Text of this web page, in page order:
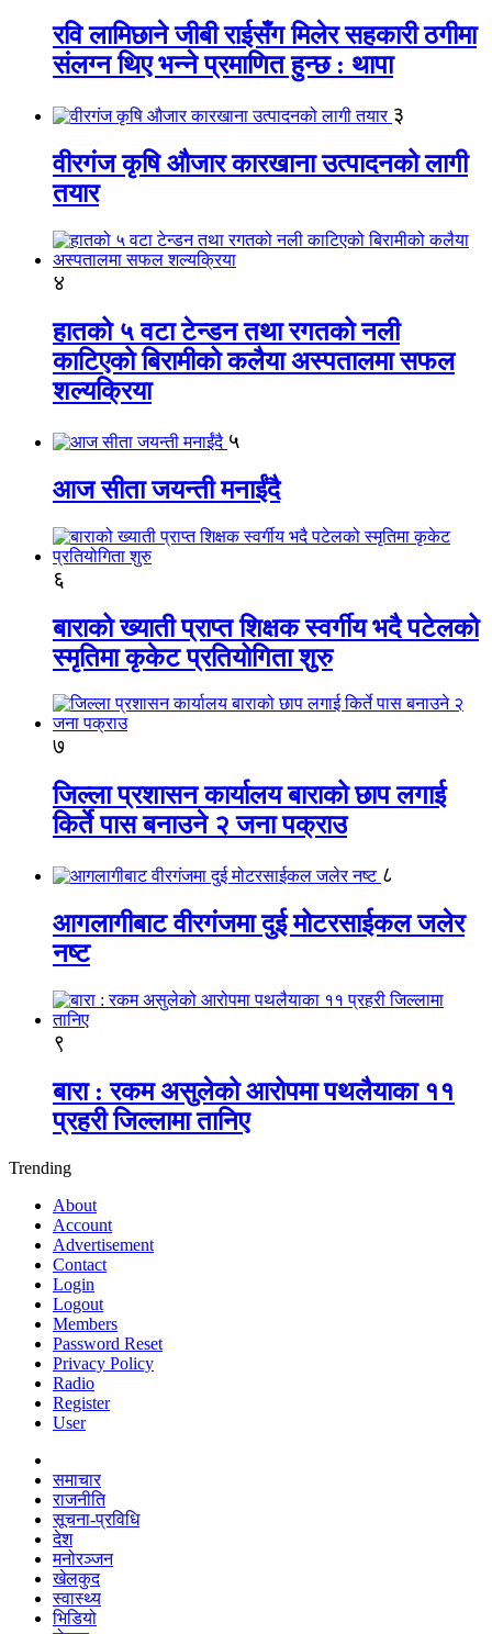
रवि लामिछाने जीबी राईसँग मिलेर सहकारी ठगीमा
संलग्न थिए भन्ने प्रमाणित हुन्छ : थापा
३
वीरगंज कृषि औजार कारखाना उत्पादनको लागी
तयार
४
हातको ५ वटा टेन्डन तथा रगतको नली
काटिएको बिरामीको कलैया अस्पतालमा सफल
शल्यक्रिया
५
आज सीता जयन्ती मनाईंदै
६
बाराको ख्याती प्राप्त शिक्षक स्वर्गीय भदै पटेलको
स्मृतिमा कृकेट प्रतियोगिता शुरु
७
जिल्ला प्रशासन कार्यालय बाराको छाप लगाई
किर्ते पास बनाउने २ जना पक्राउ
८
आगलागीबाट वीरगंजमा दुई मोटरसाईकल जलेर
नष्ट
९
बारा : रकम असुलेको आरोपमा पथलैयाका ११
प्रहरी जिल्लामा तानिए
Trending
About
Account
Advertisement
Contact
Login
Logout
Members
Password Reset
Privacy Policy
Radio
Register
User
समाचार
राजनीति
सूचना-प्रविधि
देश
मनोरञ्जन
खेलकुद
स्वास्थ्य
भिडियो